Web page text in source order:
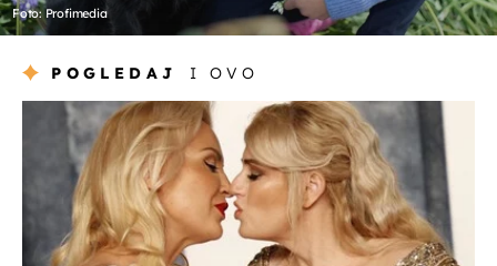
Foto: Profimedia
POGLEDAJ I OVO